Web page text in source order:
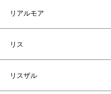
リアルモア
リス
リスザル